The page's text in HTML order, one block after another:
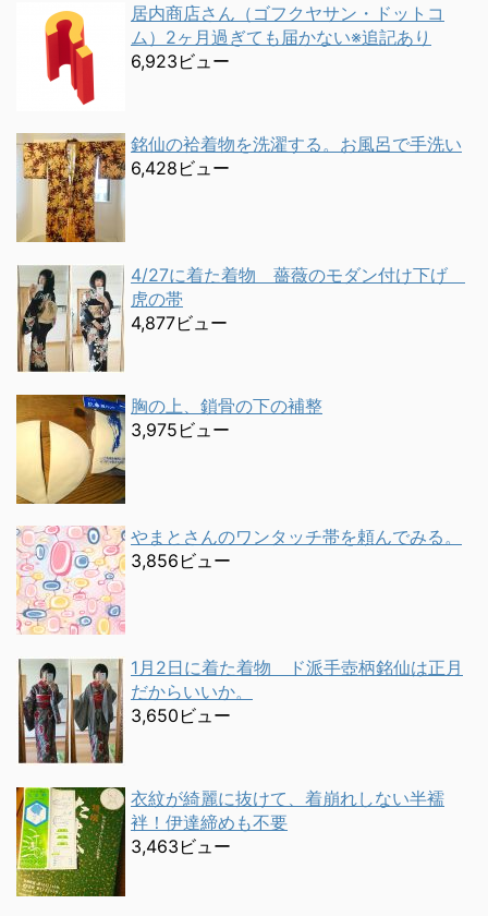
居内商店さん（ゴフクヤサン・ドットコ
ム）2ヶ月過ぎても届かない※追記あり
6,923ビュー
銘仙の袷着物を洗濯する。お風呂で手洗い
6,428ビュー
4/27に着た着物 薔薇のモダン付け下げ
虎の帯
4,877ビュー
胸の上、鎖骨の下の補整
3,975ビュー
やまとさんのワンタッチ帯を頼んでみる。
3,856ビュー
1月2日に着た着物 ド派手壺柄銘仙は正月
だからいいか。
3,650ビュー
衣紋が綺麗に抜けて、着崩れしない半襦
袢！伊達締めも不要
3,463ビュー